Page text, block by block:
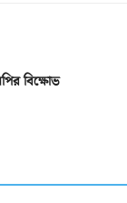
বিক্ষোভ